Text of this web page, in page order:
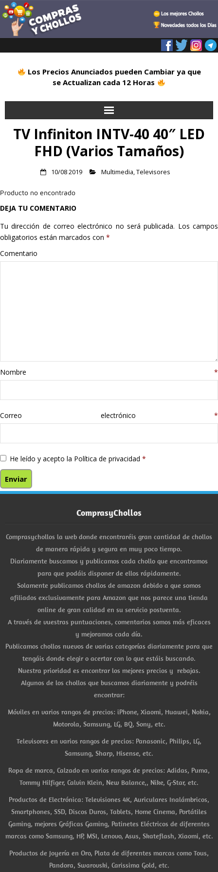
Los Precios Anunciados pueden Cambiar ya que
se Actualizan cada 12 Horas
Inicio
Alimentación
Deportes
Hogar
Informática
Stanley
libros
TV Infiniton INTV-40 40″ LED
FHD (Varios Tamaños)
10/08 2019 Multimedia,Televisores
Producto no encontrado
DEJA TU COMENTARIO
Tu dirección de correo electrónico no será publicada. Los campos
obligatorios están marcados con *
Comentario
Nombre *
Correo electrónico *
He leído y acepto la Política de privacidad *
ComprasyChollos
Comprasychollos la web donde encontraréis gran cantidad de chollos
de manera rápida y segura en muy poco tiempo.
Diariamente buscamos y publicamos cada chollo que encontramos
para que podáis disponer de ellos rápidamente.
Solamente publicamos chollos de amazon debido a que somos
afiliados exclusivamente para Amazon que nos parece una tienda
online de gran calidad en su servicio postventa.
A través de vuestras puntuaciones, comentarios somos más eficaces
y mejoramos cada día.
Publicamos chollos nuevos de varias categorías diariamente para que
tengáis donde elegir o acertar con lo que estáis buscando.
Nuestra prioridad es encontrar los mejores precios y rebajas.
Algunos de los chollos que buscamos diariamente y podréis
encontrar:
Móviles en varios rangos de precios: iPhone, Xiaomi, Huawei, Nokia,
Motorola, Samsung, LG, BQ, Sony, etc.
Televisores en varios rangos de precios: Panasonic, Philips, LG,
Samsung, Sharp, Hisense, etc.
Ropa de marca, Calzado en varios rangos de precios: Adidas, Puma,
Tommy Hilfiger, Calvin Klein, New Balance,, Nike, G-Star, etc.
Productos de Electrónica: Televisiones 4K, Auriculares Inalámbricos,
Smartphones, SSD, Discos Duros, Tablets, Home Cinema, Portátiles
Gaming, mejores Gráficas Gaming, Patinetes Eléctricos de diferentes
marcas como Samsung, HP, MSI, Lenovo, Asus, Skateflash, Xiaomi, etc.
Productos de Joyería en Oro, Plata de diferentes marcas como Tous,
Pandora, Swarovski, Carissima Gold, etc.